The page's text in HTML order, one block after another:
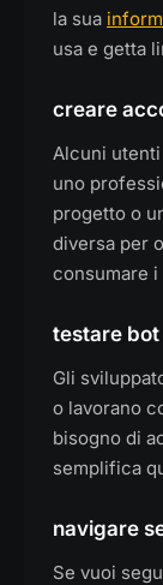
la sua
usa e getta
creare
Alcuni
uno
progetto o
diversa per
consumare
testare bot
Gli
o lavorano
bisogno di
semplifica
navigare
Se vuoi